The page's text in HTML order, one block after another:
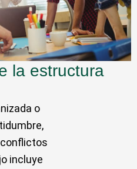
la estructura
o
incluye